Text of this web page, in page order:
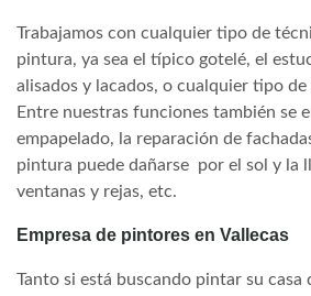
Trabajamos con cualquier tipo de
pintura, ya sea el típico gotelé, el
alisados y lacados, o cualquier tipo
Entre nuestras funciones también se
empapelado, la reparación de
pintura puede dañarse por el sol y la
ventanas y rejas, etc.
Empresa de pintores en Vallecas
Tanto si está buscando pintar su